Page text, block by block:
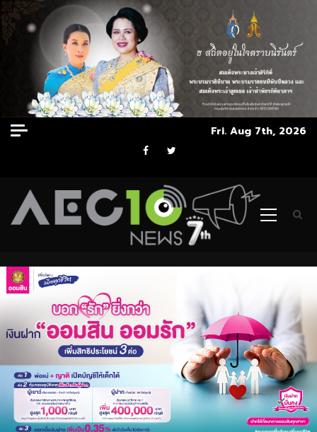
Skip
to
Fri. Aug 7th, 2026
Facebook
Twitter
Primary